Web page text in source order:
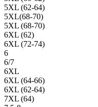
5XL (62-64)
5XL(68-70)
5XL (68-70)
6XL (62)
6XL (72-74)
6
6/7
6XL
6XL (64-66)
6XL (62-64)
7XL (64)